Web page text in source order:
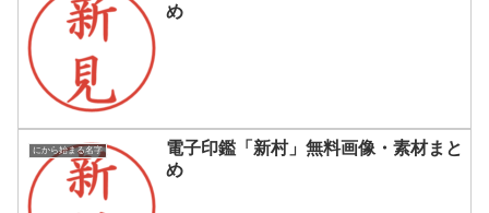
め
にから始まる名字
電子印鑑「新村」無料画像・素材まと
め